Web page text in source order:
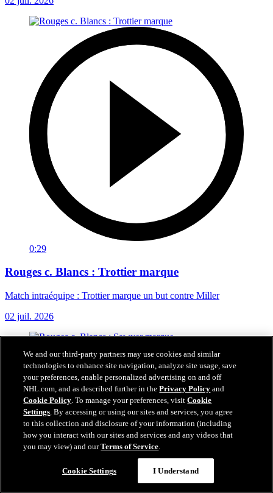
0:29
Rouges c. Blancs : Trottier marque
Match intraéquipe : Trottier marque un but contre Miller
02 juil. 2026
We and our third-party partners may use cookies and similar
technologies to enhance site navigation, analyze site usage, save
your preferences, enable personalized advertising on and off
NHL.com, and as described further in thePrivacy Policy and
Cookie Policy. To manage your preferences, visitCookie
Settings. By accessing or using our sites and services, you agree
to this collection and disclosure of your information (including
how you interact with our sites and services and any videos that
you may view) and ourTerms of Service.
Cookie Settings I Understand